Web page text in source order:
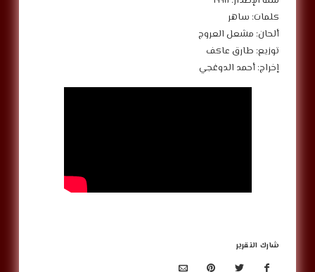
شارك التقرير